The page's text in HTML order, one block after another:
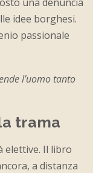
idee borghesi.
passionale
l’uomo tanto
trama
elettive. Il libro
a distanza